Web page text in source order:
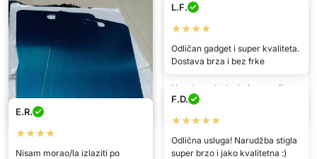
Laura
★★★★★
Vrlo lagana i praktična, a ipak
nevjerojatno čvrsta. Koristim je
svaki dan.
Anka
★★★★★
Napokon, daska koja ne upija
miris mesa! Odlična za
Martin
L.F.
★★★★
Odličan gadget i super kvaliteta.
Dostava brza i bez frke
F.D.
★★★★★
Odlična usluga! Narudžba stigla
super brzo i jako kvalitetna :)
E.R.
★★★★
Nisam morao/la izlaziti po